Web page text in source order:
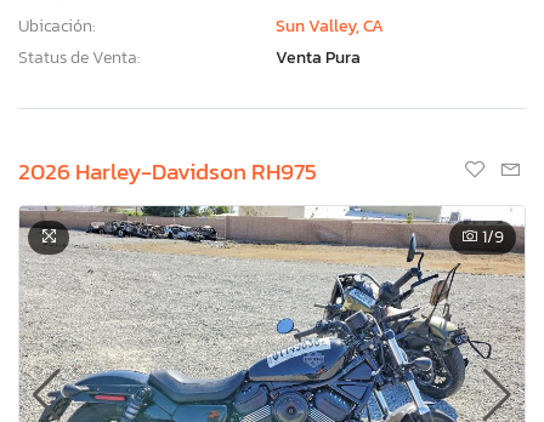
Ubicación:
Sun Valley, CA
Status de Venta:
Venta Pura
2026 Harley-Davidson RH975
1/9